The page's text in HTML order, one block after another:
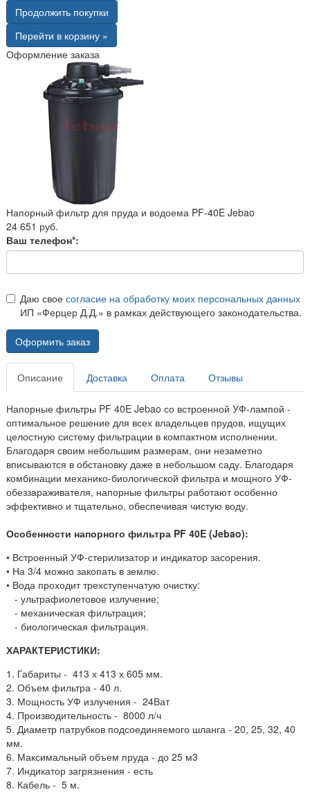
Продолжить покупки
Перейти в корзину »
Оформление заказа
Напорный фильтр для пруда и водоема PF-40E Jebao
24 651 руб.
Ваш телефон*:
Даю свое согласие на обработку моих персональных данных
ИП «Ферцер Д.Д.» в рамках действующего законодательства.
Оформить заказ
Описание Доставка Оплата Отзывы
Напорные фильтры PF 40E Jebao со встроенной УФ-лампой -
оптимальное решение для всех владельцев прудов, ищущих
целостную систему фильтрации в компактном исполнении.
Благодаря своим небольшим размерам, они незаметно
вписываются в обстановку даже в небольшом саду. Благодаря
комбинации механико-биологической фильтра и мощного УФ-
обеззараживателя, напорные фильтры работают особенно
эффективно и тщательно, обеспечивая чистую воду.
Особенности напорного фильтра PF 40E (Jebao):
• Встроенный УФ-стерилизатор и индикатор засорения.
• На 3/4 можно закопать в землю.
• Вода проходит трехступенчатую очистку:
- ультрафиолетовое излучение;
- механическая фильтрация;
- биологическая фильтрация.
ХАРАКТЕРИСТИКИ:
1. Габариты - 413 х 413 х 605 мм.
2. Объем фильтра - 40 л.
3. Мощность УФ излучения - 24Ват
4. Производительность - 8000 л/ч
5. Диаметр патрубков подсоединяемого шланга - 20, 25, 32, 40
мм.
6. Максимальный объем пруда - до 25 м3
7. Индикатор загрязнения - есть
8. Кабель - 5 м.